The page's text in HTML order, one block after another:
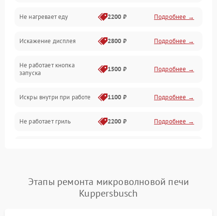
Механические повреждения
Питание и запуск
Нагрев и приготовление
Программное обеспечение
Не нагревает еду 2200 ₽ Подробнее →
Искажение дисплея 2800 ₽ Подробнее →
Не работает кнопка
запуска
1500 ₽ Подробнее →
Искры внутри при работе 1100 ₽ Подробнее →
Не работает гриль 2200 ₽ Подробнее →
Появление запаха гари Подробнее →
Этапы ремонта микроволновой печи
Kuppersbusch